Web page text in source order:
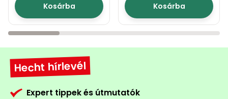
Kosárba Kosárba
Hecht hírlevél
Expert tippek és útmutatók